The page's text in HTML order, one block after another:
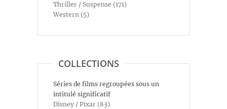
Thriller / Suspense (171)
Western (5)
COLLECTIONS
Séries de films regroupées sous un
intitulé significatif
Disney / Pixar (83)